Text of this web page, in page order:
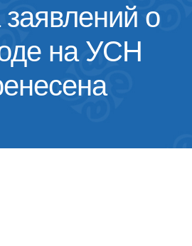
о
на УСН